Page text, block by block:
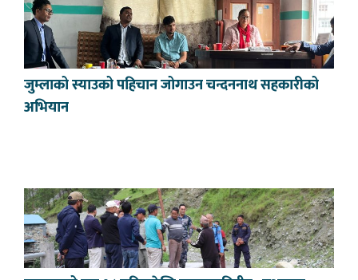
जुम्लाको स्याउको पहिचान जोगाउन चन्दननाथ सहकारीको
अभियान